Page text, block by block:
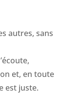
autres, sans
et, en toute
est juste.